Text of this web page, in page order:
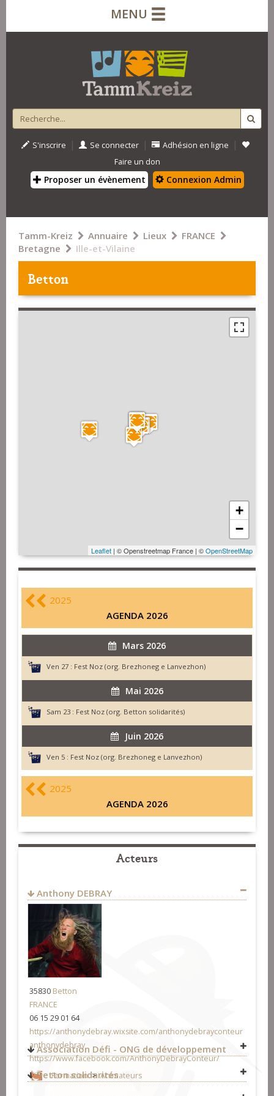
MENU
S'inscrire | Se connecter | Adhésion en ligne |
Faire un don
Proposer un évènement Connexion Admin
Tamm-Kreiz Annuaire Lieux
FRANCE
Bretagne
Ille-et-Vilaine
Betton
+
−
Leaflet | © Openstreetmap France | ©OpenStreetMap
2025
AGENDA 2026
Mars 2026
Ven 27 : Fest Noz (org. Brezhoneg e Lanvezhon)
Mai 2026
Sam 23 : Fest Noz (org. Betton solidarités)
Juin 2026
Ven 5 : Fest Noz (org. Brezhoneg e Lanvezhon)
2025
AGENDA 2026
Acteurs
Anthony DEBRAY
35830 Betton
FRANCE
06 15 29 01 64
https://anthonydebray.wixsite.com/anthonydebrayconteur
anthonydebray
https://www.facebook.com/AnthonyDebrayConteur/
Formation> Animateurs
Association Défi - ONG de développement
Betton solidarités